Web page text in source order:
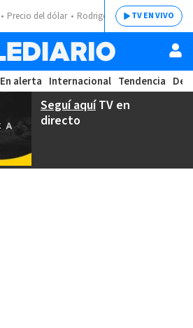
Precio del dólar Rodrigo ChavesTV EN VIVO
En alerta Internacional Tendencia
Seguí aquíTV en
directo